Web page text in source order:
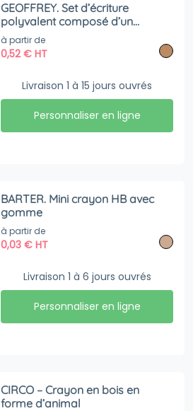
GEOFFREY. Set d’écriture
polyvalent composé d’un
crayon, d’un taille-crayon, d’une
gomme et d’une règle
à partir de
0,52€ HT
Livraison 1 à 15 jours ouvrés
Personnaliser en ligne
BARTER. Mini crayon HB avec
gomme
à partir de
0,03€ HT
Livraison 1 à 6 jours ouvrés
Personnaliser en ligne
CIRCO – Crayon en bois en
forme d’animal